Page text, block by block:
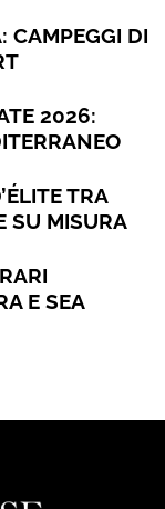
CAMPEGGI DI
2026:
TRA
SU MISURA
E SEA